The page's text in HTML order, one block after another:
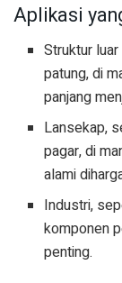
Aplikasi
Struktur
patung, di
panjang
Lansekap,
pagar, di
alami
Industri,
komponen
penting.